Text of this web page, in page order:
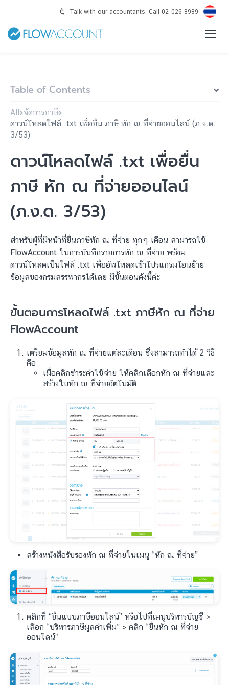
Talk with our accountants. Call 02-026-8989
Table of Contents
All จัดการภาษี
ดาวน์โหลดไฟล์ .txt เพื่อยื่น ภาษี หัก ณ ที่จ่ายออนไลน์ (ภ.ง.ด.
3/53)
ดาวน์โหลดไฟล์ .txt เพื่อยื่น
ภาษี หัก ณ ที่จ่ายออนไลน์
(ภ.ง.ด. 3/53)
สำหรับผู้ที่มีหน้าที่ยื่นภาษีหัก ณ ที่จ่าย ทุกๆ เดือน สามารถใช้
FlowAccount ในการบันทึกรายการหัก ณ ที่จ่าย พร้อม
ดาวน์โหลดเป็นไฟล์ .txt เพื่ออัพโหลดเข้าโปรแกรมโอนย้าย
ข้อมูลของกรมสรรพากรได้เลย มีขั้นตอนดังนี้ค่ะ
ขั้นตอนการโหลดไฟล์ .txt ภาษีหัก ณ ที่จ่าย
FlowAccount
เตรียมข้อมูลหัก ณ ที่จ่ายแต่ละเดือน ซึ่งสามารถทำได้ 2 วิธี
คือ
เมื่อคลิกชำระค่าใช้จ่าย ให้คลิกเลือกหัก ณ ที่จ่ายและ
สร้างใบหัก ณ ที่จ่ายอัตโนมัติ
สร้างหนังสือรับรองหัก ณ ที่จ่ายในเมนู “หัก ณ ที่จ่าย”
คลิกที่ “ยื่นแบบภาษีออนไลน์” หรือไปที่เมนูบริหารบัญชี >
เลือก “บริหารภาษีมูลค่าเพิ่ม” > คลิก “ยื่นหัก ณ ที่จ่าย
ออนไลน์”